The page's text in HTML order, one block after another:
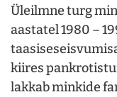
Üleilmne turg
aastatel 1980 –
kiires
lakkab minkide